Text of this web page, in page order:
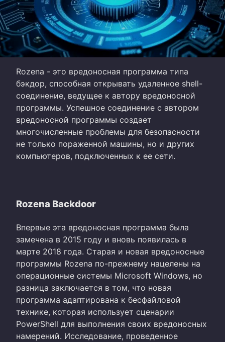
Rozena - это вредоносная программа типа
бэкдор, способная открывать удаленное shell-
соединение, ведущее к автору вредоносной
программы. Успешное соединение с автором
вредоносной программы создает
многочисленные проблемы для безопасности
не только пораженной машины, но и других
компьютеров, подключенных к ее сети.
Rozena Backdoor
Впервые эта вредоносная программа была
замечена в 2015 году и вновь появилась в
марте 2018 года. Старая и новая вредоносные
программы Rozena по-прежнему нацелены на
операционные системы Microsoft Windows, но
разница заключается в том, что новая
программа адаптирована к бесфайловой
технике, которая использует сценарии
PowerShell для выполнения своих вредоносных
намерений. Исследование, проведенное